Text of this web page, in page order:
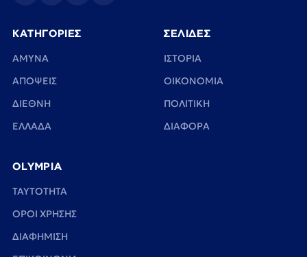
ΚΑΤΗΓΟΡΙΕΣ
ΑΜΥΝΑ
ΑΠΟΨΕΙΣ
ΔΙΕΘΝΗ
ΕΛΛΑΔΑ
ΣΕΛΙΔΕΣ
ΙΣΤΟΡΙΑ
ΟΙΚΟΝΟΜΙΑ
ΠΟΛΙΤΙΚΗ
ΔΙΑΦΟΡΑ
OLYMPIA
TAYTOTHTA
ΟΡΟΙ ΧΡΗΣΗΣ
ΔΙΑΦΗΜΙΣΗ